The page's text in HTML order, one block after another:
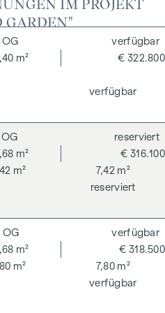
wichtige Faktoren.
Kriterien der Deutschen
Bauen (DGNB) zertifiziert und
wird angestrebt. Im
stehen die Erschaffung
und das Wohlbefinden der
Unabhängige Zertifizierungen
Nachhaltigkeitsstrategie
DGNB (Deutsche Gesellschaft
Eigentumswohnung
die sich auf
soziokulturelle Aspekte
Seite finden Sie einige der
wir fest, dass, sofern im
IM PROJEKT
GARDEN"
OG
m² € 322.800
verfügbar
verfügbar
OG
m²
m²
7,42 m²
€ 316.100
reserviert
reserviert
OG
m²
m²
7,80 m²
€ 318.500
verfügbar
verfügbar